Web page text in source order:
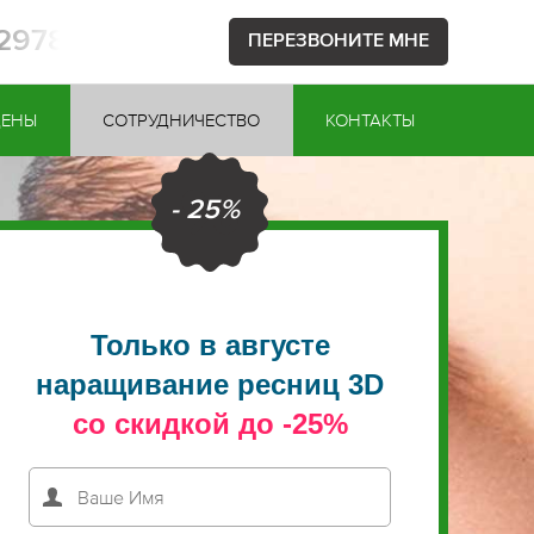
ПЕРЕЗВОНИТЕ МНЕ
СОТРУДНИЧЕСТВО КОНТАКТЫ
- 25%
Только в августе
наращивание ресниц 3D
со скидкой до -25%